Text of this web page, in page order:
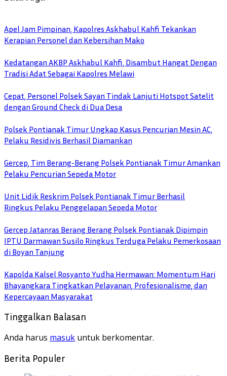
Apel Jam Pimpinan, Kapolres Askhabul Kahfi Tekankan
Kerapian Personel dan Kebersihan Mako
Kedatangan AKBP Askhabul Kahfi, Disambut Hangat Dengan
Tradisi Adat Sebagai Kapolres Melawi
Cepat, Personel Polsek Sayan Tindak Lanjuti Hotspot Satelit
dengan Ground Check di Dua Desa
Polsek Pontianak Timur Ungkap Kasus Pencurian Mesin AC,
Pelaku Residivis Berhasil Diamankan
Gercep, Tim Berang-Berang Polsek Pontianak Timur Amankan
Pelaku Pencurian Sepeda Motor
Unit Lidik Reskrim Polsek Pontianak Timur Berhasil
Ringkus Pelaku Penggelapan Sepeda Motor
Gercep Jatanras Berang Berang Polsek Pontianak Dipimpin
IPTU Darmawan Susilo Ringkus Terduga Pelaku Pemerkosaan
di Boyan Tanjung
Kapolda Kalsel Rosyanto Yudha Hermawan: Momentum Hari
Bhayangkara Tingkatkan Pelayanan, Profesionalisme, dan
Kepercayaan Masyarakat
Tinggalkan Balasan
Anda harus masuk untuk berkomentar.
Berita Populer